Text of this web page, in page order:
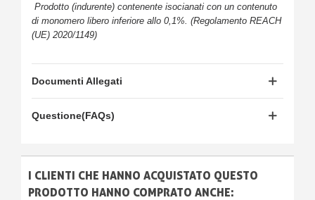
Prodotto (indurente) contenente isocianati con un contenuto
di monomero libero inferiore allo 0,1%. (Regolamento REACH
(UE) 2020/1149)
Documenti Allegati
Questione(FAQs)
I CLIENTI CHE HANNO ACQUISTATO QUESTO
PRODOTTO HANNO COMPRATO ANCHE: